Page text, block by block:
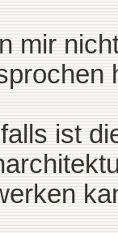
mir
ist